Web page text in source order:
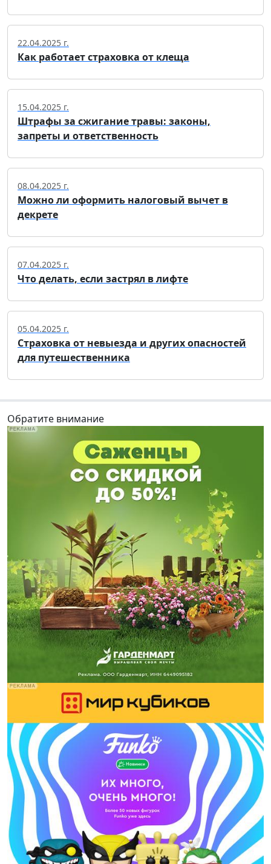
22.04.2025 г.
Как работает страховка от клеща
15.04.2025 г.
Штрафы за сжигание травы: законы,
запреты и ответственность
08.04.2025 г.
Можно ли оформить налоговый вычет в
декрете
07.04.2025 г.
Что делать, если застрял в лифте
05.04.2025 г.
Страховка от невыезда и других опасностей
для путешественника
Обратите внимание